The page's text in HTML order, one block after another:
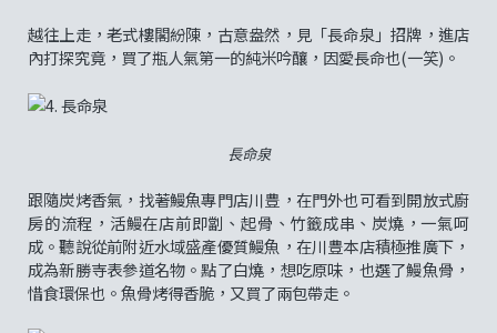
越往上走，老式樓閣紛陳，古意盎然，見「長命泉」招牌，進店
內打探究竟，買了瓶人氣第一的純米吟釀，因愛長命也(一笑)。
長命泉
跟隨炭烤香氣，找著鰻魚專門店川豊，在門外也可看到開放式廚
房的流程，活鰻在店前即劏、起骨、竹籤成串、炭燒，一氣呵
成。聽說從前附近水域盛產優質鰻魚，在川豊本店積極推廣下，
成為新勝寺表參道名物。點了白燒，想吃原味，也選了鰻魚骨，
惜食環保也。魚骨烤得香脆，又買了兩包帶走。